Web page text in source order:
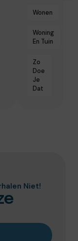
Wonen
Woning
En Tuin
Zo
Doe
Je
Dat
Niet!